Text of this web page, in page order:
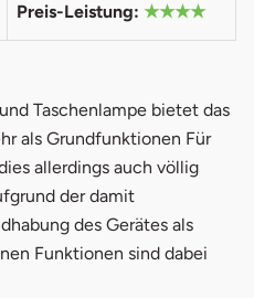
Preis-Leistung: ★★★★
Taschenlampe bietet das
als Grundfunktionen Für
allerdings auch völlig
der damit
des Gerätes als
Funktionen sind dabei